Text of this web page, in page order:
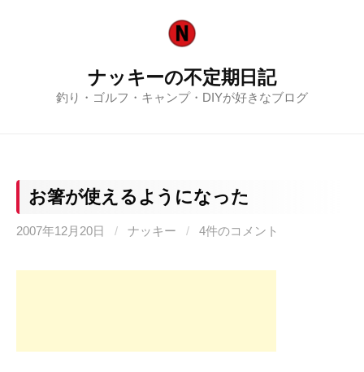
ナッキーの不定期日記
釣り・ゴルフ・キャンプ・DIYが好きなブログ
お箸が使えるようになった
2007年12月20日 / ナッキー / 4件のコメント